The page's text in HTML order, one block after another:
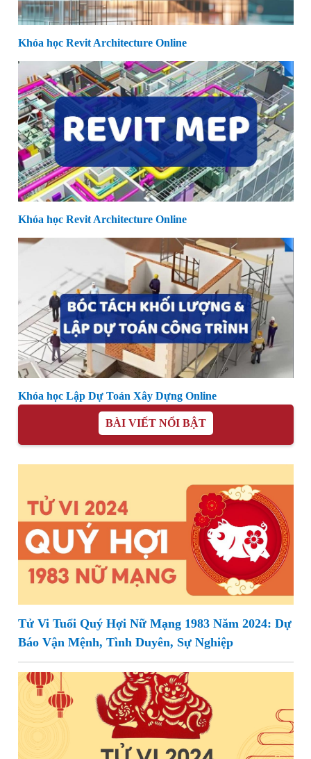
Khóa học Revit Architecture Online
Khóa học Revit Architecture Online
Khóa học Lập Dự Toán Xây Dựng Online
BÀI VIẾT NỔI BẬT
Tử Vi Tuổi Quý Hợi Nữ Mạng 1983 Năm 2024: Dự
Báo Vận Mệnh, Tình Duyên, Sự Nghiệp